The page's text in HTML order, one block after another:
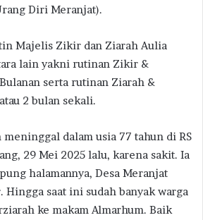
Diri Meranjat).
Majelis Zikir dan Ziarah Aulia
lain yakni rutinan Zikir &
serta rutinan Ziarah &
2 bulan sekali.
dalam usia 77 tahun di RS
29 Mei 2025 lalu, karena sakit. Ia
halamannya, Desa Meranjat
Hingga saat ini sudah banyak warga
ke makam Almarhum. Baik